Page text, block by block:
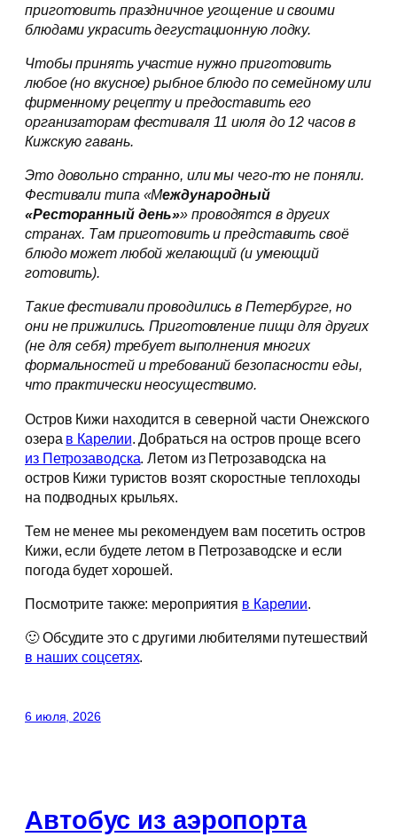
приготовить праздничное угощение и своими
блюдами украсить дегустационную лодку.
Чтобы принять участие нужно приготовить
любое (но вкусное) рыбное блюдо по семейному или
фирменному рецепту и предоставить его
организаторам фестиваля 11 июля до 12 часов в
Кижскую гавань.
Это довольно странно, или мы чего-то не поняли.
Фестивали типа «Международный
«Ресторанный день»» проводятся в других
странах. Там приготовить и представить своё
блюдо может любой желающий (и умеющий
готовить).
Такие фестивали проводились в Петербурге, но
они не прижились. Приготовление пищи для других
(не для себя) требует выполнения многих
формальностей и требований безопасности еды,
что практически неосуществимо.
Остров Кижи находится в северной части Онежского
озера в Карелии. Добраться на остров проще всего
из Петрозаводска. Летом из Петрозаводска на
остров Кижи туристов возят скоростные теплоходы
на подводных крыльях.
Тем не менее мы рекомендуем вам посетить остров
Кижи, если будете летом в Петрозаводске и если
погода будет хорошей.
Посмотрите также: мероприятия в Карелии.
🙂 Обсудите это с другими любителями путешествий
в наших соцсетях.
6 июля, 2026
Автобус из аэропорта